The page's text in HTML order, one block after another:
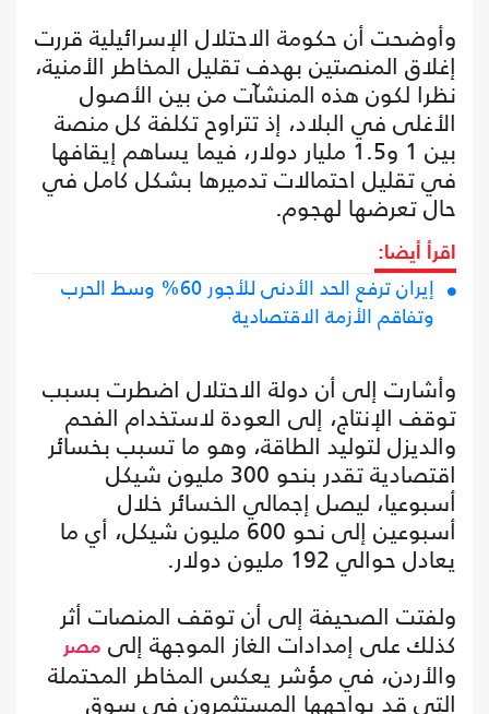
وأوضحت أن حكومة الاحتلال الإسرائيلية قررت
إغلاق المنصتين بهدف تقليل المخاطر الأمنية،
نظرا لكون هذه المنشآت من بين الأصول
الأغلى في البلاد، إذ تتراوح تكلفة كل منصة
بين 1 و1.5 مليار دولار، فيما يساهم إيقافها
في تقليل احتمالات تدميرها بشكل كامل في
حال تعرضها لهجوم.
اقرأ أيضا:
إيران ترفع الحد الأدنى للأجور 60% وسط الحرب
وتفاقم الأزمة الاقتصادية
وأشارت إلى أن دولة الاحتلال اضطرت بسبب
توقف الإنتاج، إلى العودة لاستخدام الفحم
والديزل لتوليد الطاقة، وهو ما تسبب بخسائر
اقتصادية تقدر بنحو 300 مليون شيكل
أسبوعيا، ليصل إجمالي الخسائر خلال
أسبوعين إلى نحو 600 مليون شيكل، أي ما
يعادل حوالي 192 مليون دولار.
ولفتت الصحيفة إلى أن توقف المنصات أثر
كذلك على إمدادات الغاز الموجهة إلى مصر
والأردن، في مؤشر يعكس المخاطر المحتملة
التي قد يواجهها المستثمرون في سوق